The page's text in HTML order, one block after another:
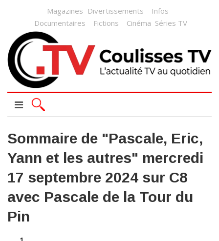
Magazines Divertissements
Infos
Documentaires
Fictions Cinéma Séries TV
Sommaire de "Pascale, Eric,
Yann et les autres" mercredi
17 septembre 2024 sur C8
avec Pascale de la Tour du
Pin